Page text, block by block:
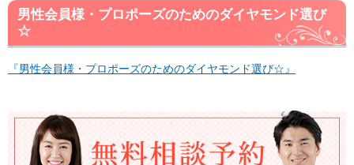
男性会員様・プロポーズのためのダイヤモンド選び
☆
『男性会員様・プロポーズのためのダイヤモンド選び☆』